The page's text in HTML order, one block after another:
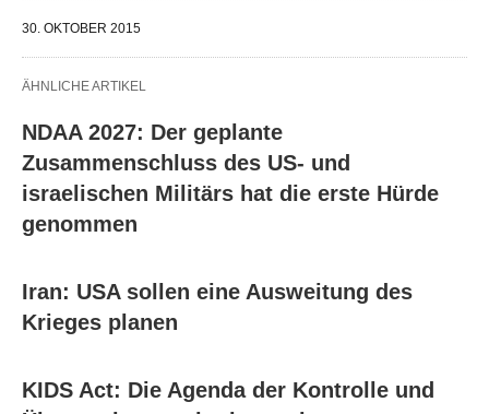
30. OKTOBER 2015
ÄHNLICHE ARTIKEL
NDAA 2027: Der geplante
Zusammenschluss des US- und
israelischen Militärs hat die erste Hürde
genommen
Iran: USA sollen eine Ausweitung des
Krieges planen
KIDS Act: Die Agenda der Kontrolle und